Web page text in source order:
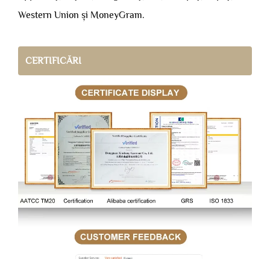
Western Union și MoneyGram.
CERTIFICĂRI